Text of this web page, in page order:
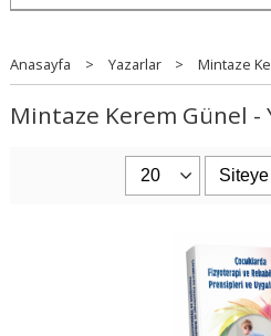
Anasayfa > Yazarlar > Mintaze
Mintaze Kerem Günel -